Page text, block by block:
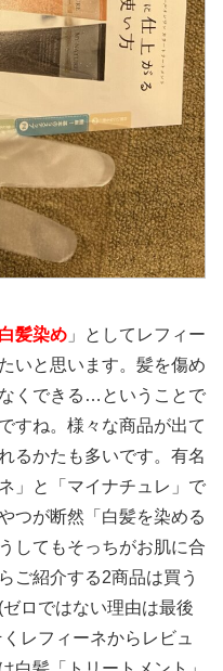
髪染め 」としてレフィー
いと思います。髪を傷め
くできる…ということで
すね。様々な商品が出て
るかたも多いです。有名
」と「マイナチュレ」で
つが断然「白髪を染める
してもそっちがお肌に合
ご紹介する2商品は買う
ロではない理由は最後
レフィーネからレビュ